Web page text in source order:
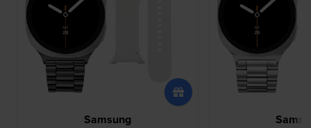
Samsung